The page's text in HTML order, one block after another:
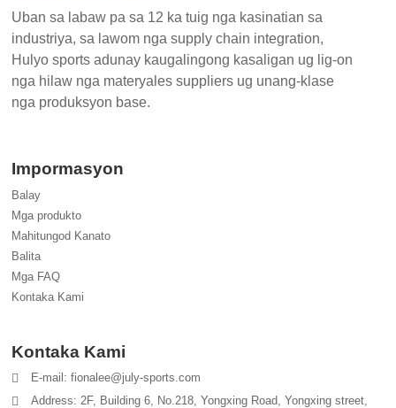
Uban sa labaw pa sa 12 ka tuig nga kasinatian sa
industriya, sa lawom nga supply chain integration,
Hulyo sports adunay kaugalingong kasaligan ug lig-on
nga hilaw nga materyales suppliers ug unang-klase
nga produksyon base.
Impormasyon
Balay
Mga produkto
Mahitungod Kanato
Balita
Mga FAQ
Kontaka Kami
Kontaka Kami
E-mail: fionalee@july-sports.com
Address: 2F, Building 6, No.218, Yongxing Road, Yongxing street,